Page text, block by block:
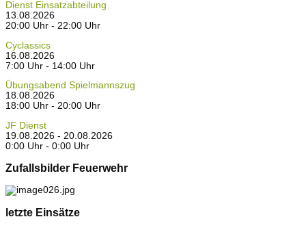
Dienst Einsatzabteilung
13.08.2026
20:00 Uhr - 22:00 Uhr
Cyclassics
16.08.2026
7:00 Uhr - 14:00 Uhr
Übungsabend Spielmannszug
18.08.2026
18:00 Uhr - 20:00 Uhr
JF Dienst
19.08.2026 - 20.08.2026
0:00 Uhr - 0:00 Uhr
Zufallsbilder Feuerwehr
letzte Einsätze